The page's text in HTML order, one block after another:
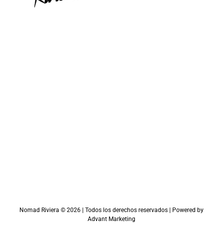
Nomad Riviera © 2026 | Todos los derechos reservados | Powered by
Advant Marketing